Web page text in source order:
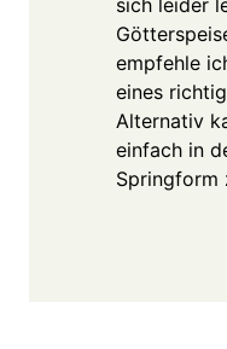
empfehle
eines
Alternativ
einfach in
Springform